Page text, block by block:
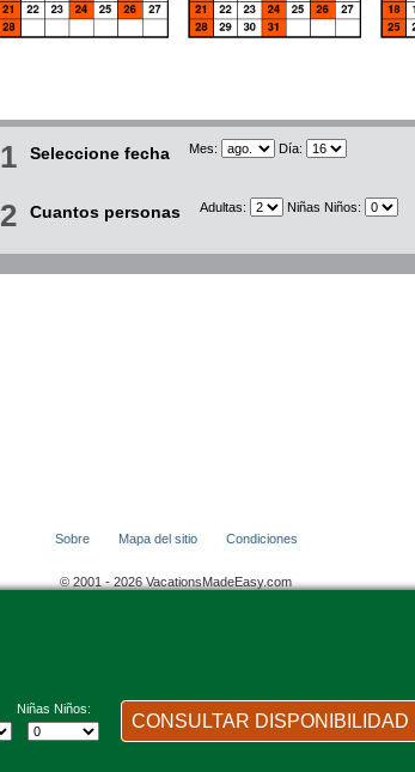
1 Seleccione fecha Mes: Día:
2 Cuantos personas Adultas: Niñas Niños:
Niñas Niños:
CONSULTAR DISPONIBILIDAD
Sobre Mapa del sitio Condiciones
© 2001 - 2026 VacationsMadeEasy.com